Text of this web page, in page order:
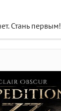
Стань первым!